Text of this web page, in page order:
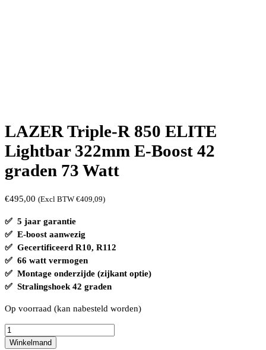
LAZER Triple-R 850 ELITE
Lightbar 322mm E-Boost 42
graden 73 Watt
€495,00 (Excl BTW €409,09)
✅ 5 jaar garantie
✅ E-boost aanwezig
✅ Gecertificeerd R10, R112
✅ 66 watt vermogen
✅ Montage onderzijde (zijkant optie)
✅ Stralingshoek 42 graden
Op voorraad (kan nabesteld worden)
LAZER
Triple-
Winkelmand